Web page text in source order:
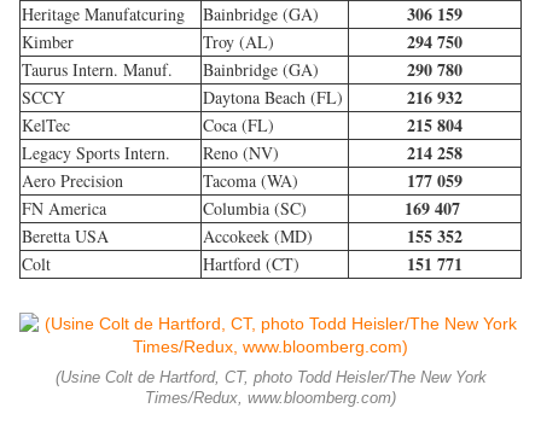
Heritage Manufatcuring Bainbridge (GA) 306 159
Kimber Troy (AL) 294 750
Taurus Intern. Manuf. Bainbridge (GA) 290 780
SCCY Daytona Beach (FL) 216 932
KelTec Coca (FL) 215 804
Legacy Sports Intern. Reno (NV) 214 258
Aero Precision Tacoma (WA) 177 059
FN America Columbia (SC) 169 407
Beretta USA Accokeek (MD) 155 352
Colt Hartford (CT) 151 771
(Usine Colt de Hartford, CT, photo Todd Heisler/The New York
Times/Redux, www.bloomberg.com)